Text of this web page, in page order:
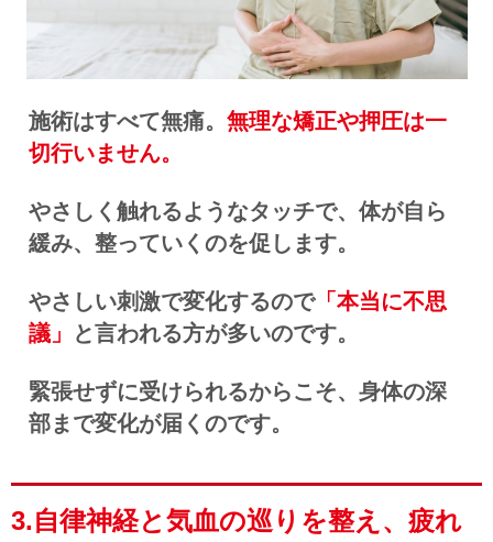
施術はすべて無痛。 無理な矯正や押圧は一
切行いません。
やさしく触れるようなタッチで、体が自ら
緩み、整っていくのを促します。
やさしい刺激で変化するので「本当に不思
議」
と言われる方が多いのです。
緊張せずに受けられるからこそ、身体の深
部まで変化が届くのです。
3.自律神経と気血の巡りを整え、疲れ